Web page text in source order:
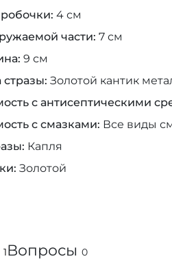
4 см
части 7 см
9 см
стразы Золотой кантик
с антисептическими
с смазками Все виды
Капля
Золотой
1Вопросы 0